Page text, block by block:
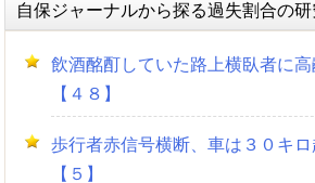
自保ジャーナルから探る過失割合の研
飲酒酩酊していた路上横臥者に
【４８】
歩行者赤信号横断、車は３０キ
【５】